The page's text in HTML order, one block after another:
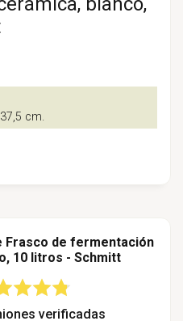
cm.
Frasco de fermentación
10 litros - Schmitt
verificadas